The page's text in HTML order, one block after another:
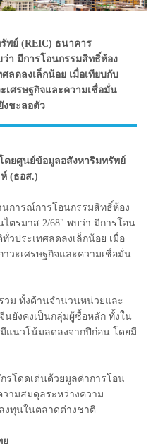
พย์ (REIC) ธนาคาร
า มีการโอนกรรมสิทธิ์ห้อง
ลดลงเล็กน้อย เมื่อเทียบกับ
เศรษฐกิจและความเชื่อมั่น
งชะลอตัว
ดยศูนย์ข้อมูลอสังหาริมทรัพย์
(ธอส.)
การณ์การโอนกรรมสิทธิ์ห้อง
ตรมาส 2/68" พบว่า มีการโอน
วประเทศลดลงเล็กน้อย เมื่อ
วะเศรษฐกิจและความเชื่อมั่น
ม ทั้งด้านจำนวนหน่วยและ
นยังคงเป็นกลุ่มผู้ซื้อหลัก ทั้งใน
แนวโน้มลดลงจากปีก่อน โดยมี
โดดเด่นด้วยมูลค่าการโอน
ามสมดุลระหว่างความ
งทุนในตลาดต่างชาติ
ย